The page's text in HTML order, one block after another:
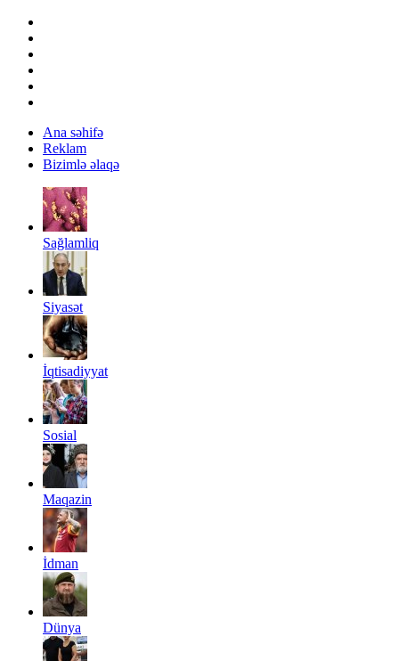
Ana səhifə
Reklam
Bizimlə əlaqə
Sağlamliq
Siyasət
İqtisadiyyat
Sosial
Maqazin
İdman
Dünya